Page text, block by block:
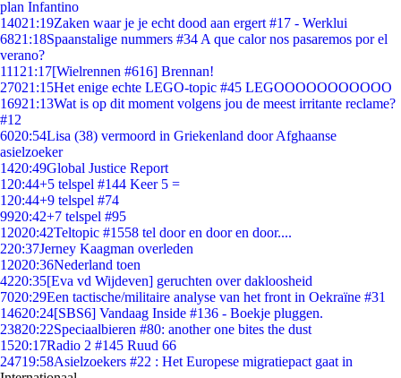
plan Infantino
14021:19Zaken waar je je echt dood aan ergert #17 - Werklui
6821:18Spaanstalige nummers #34 A que calor nos pasaremos por el
verano?
111 21:17[Wielrennen #616] Brennan!
27021:15Het enige echte LEGO-topic #45 LEGOOOOOOOOOOO
16921:13Wat is op dit moment volgens jou de meest irritante reclame?
#12
6020:54Lisa (38) vermoord in Griekenland door Afghaanse
asielzoeker
1420:49Global Justice Report
1 20:44+5 telspel #144 Keer 5 =
1 20:44+9 telspel #74
9920:42+7 telspel #95
12020:42Teltopic #1558 tel door en door en door....
220:37Jerney Kaagman overleden
12020:36Nederland toen
4220:35[Eva vd Wijdeven] geruchten over dakloosheid
7020:29Een tactische/militaire analyse van het front in Oekraïne #31
14620:24[SBS6] Vandaag Inside #136 - Boekje pluggen.
23820:22Speciaalbieren #80: another one bites the dust
1520:17Radio 2 #145 Ruud 66
24719:58Asielzoekers #22 : Het Europese migratiepact gaat in